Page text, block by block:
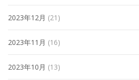
2023年12月 (21)
2023年11月 (16)
2023年10月 (13)